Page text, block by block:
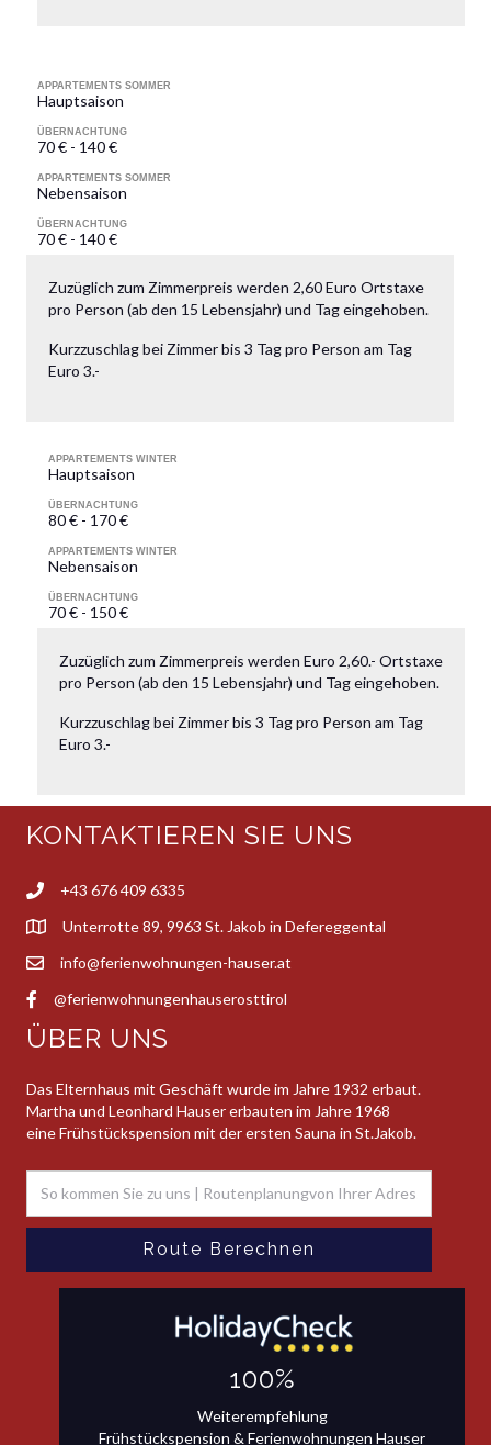
APPARTEMENTS SOMMER
Hauptsaison
ÜBERNACHTUNG
70 € - 140 €
APPARTEMENTS SOMMER
Nebensaison
ÜBERNACHTUNG
70 € - 140 €
Zuzüglich zum Zimmerpreis werden 2,60 Euro Ortstaxe
pro Person (ab den 15 Lebensjahr) und Tag eingehoben.
Kurzzuschlag bei Zimmer bis 3 Tag pro Person am Tag
Euro 3.-
APPARTEMENTS WINTER
Hauptsaison
ÜBERNACHTUNG
80 € - 170 €
APPARTEMENTS WINTER
Nebensaison
ÜBERNACHTUNG
70 € - 150 €
Zuzüglich zum Zimmerpreis werden Euro 2,60.- Ortstaxe
pro Person (ab den 15 Lebensjahr) und Tag eingehoben.
Kurzzuschlag bei Zimmer bis 3 Tag pro Person am Tag
Euro 3.-
KONTAKTIEREN SIE UNS
+43 676 409 6335
Unterrotte 89, 9963 St. Jakob in Defereggental
info@ferienwohnungen-hauser.at
@ferienwohnungenhauserosttirol
ÜBER UNS
Das Elternhaus mit Geschäft wurde im Jahre 1932 erbaut.
Martha und Leonhard Hauser erbauten im Jahre 1968
eine Frühstückspension mit der ersten Sauna in St.Jakob.
100%
Weiterempfehlung
Frühstückspension & Ferienwohnungen Hauser